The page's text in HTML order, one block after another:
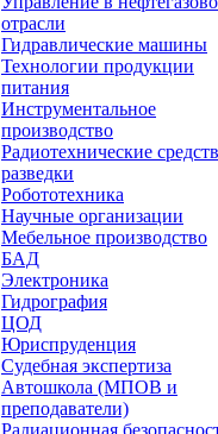
отрасли
Гидравлические машины
Технологии продукции
питания
Инструментальное
производство
Радиотехнические
разведки
Робототехника
Научные организации
Мебельное производство
БАД
Электроника
Гидрография
ЦОД
Юриспруденция
Судебная экспертиза
Автошкола (МПОВ и
преподаватели)
Радиационная